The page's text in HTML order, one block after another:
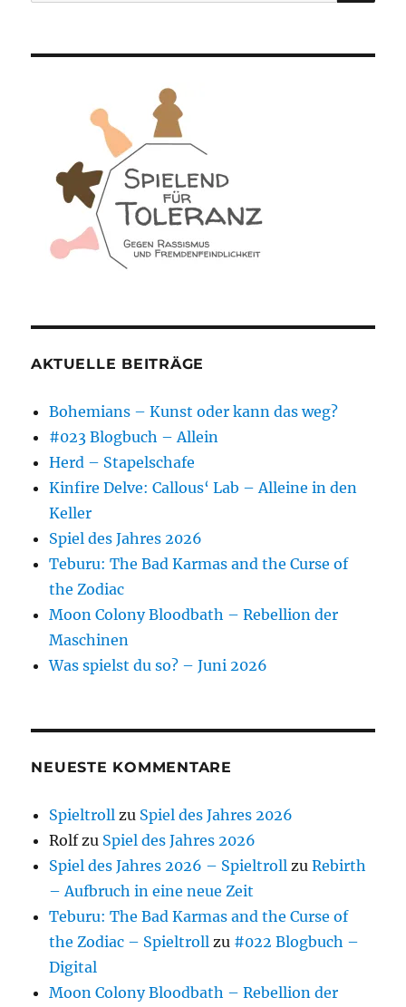
AKTUELLE BEITRÄGE
Bohemians – Kunst oder kann das weg?
#023 Blogbuch – Allein
Herd – Stapelschafe
Kinfire Delve: Callous‘ Lab – Alleine in den
Keller
Spiel des Jahres 2026
Teburu: The Bad Karmas and the Curse of
the Zodiac
Moon Colony Bloodbath – Rebellion der
Maschinen
Was spielst du so? – Juni 2026
NEUESTE KOMMENTARE
Spieltroll zu Spiel des Jahres 2026
Rolfzu Spiel des Jahres 2026
Spiel des Jahres 2026 – Spieltroll zuRebirth
– Aufbruch in eine neue Zeit
Teburu: The Bad Karmas and the Curse of
the Zodiac – Spieltroll zu #022 Blogbuch –
Digital
Moon Colony Bloodbath – Rebellion der